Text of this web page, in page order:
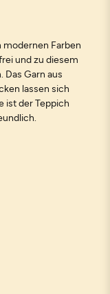
modernen Farben
und zu diesem
Das Garn aus
lassen sich
ist der Teppich